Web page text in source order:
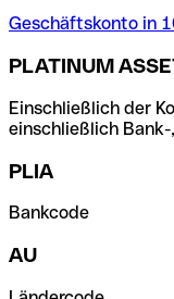
Geschäftskonto in
PLATINUM
Einschließlich der
einschließlich
PLIA
Bankcode
AU